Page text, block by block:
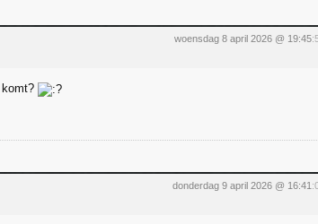
woensdag 8 april 2026 @ 19:45
donderdag 9 april 2026 @ 16:41